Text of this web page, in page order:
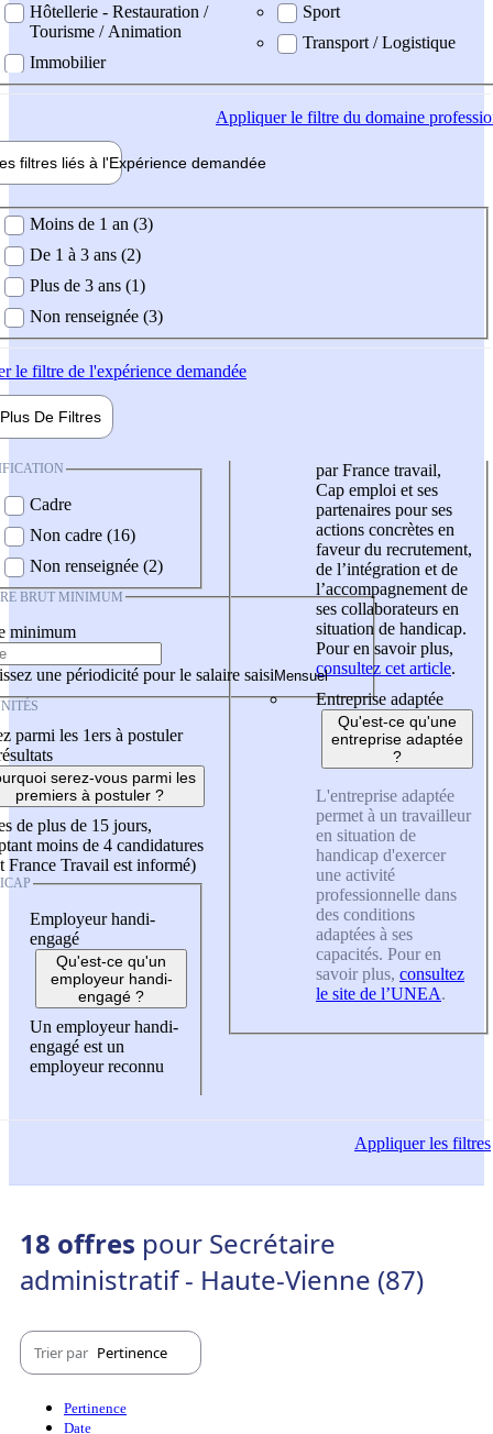
Hôtellerie - Restauration /
Tourisme / Animation
Immobilier
Sport
Transport / Logistique
Appliquerle filtre du domaine
filtres liés à l'Expérience demandée
demandée
Moins de 1 an (3)
De 1 à 3 ans (2)
Plus de 3 ans (1)
Non renseignée (3)
le filtre de l'expérience demandée
Plus De Filtres
Cadre
Non cadre (16)
Non renseignée (2)
BRUT MINIMUM
minimum
une périodicité pour le salaire saisi
parmi les 1ers à postuler
serez-vous parmi les
premiers à postuler ?
de plus de 15 jours,
moins de 4 candidatures
France Travail est informé)
Employeur handi-
engagé
Qu'est-ce qu'un
employeur handi-
engagé ?
Un employeur handi-
engagé est un
employeur reconnu
par France travail,
Cap emploi et ses
partenaires pour ses
actions concrètes en
faveur du recrutement,
de l’intégration et de
l’accompagnement de
ses collaborateurs en
situation de handicap.
Pour en savoir plus,
consultez cet article.
Entreprise adaptée
Qu'est-ce qu'une
entreprise adaptée
?
L'entreprise adaptée
permet à un travailleur
en situation de
handicap d'exercer
une activité
professionnelle dans
des conditions
adaptées à ses
capacités. Pour en
savoir plus, consultez
le site de l’UNEA.
Appliquerles filtres
18 offres pour Secrétaire
administratif - Haute-Vienne (87)
Trier par Pertinence
Pertinence
Date